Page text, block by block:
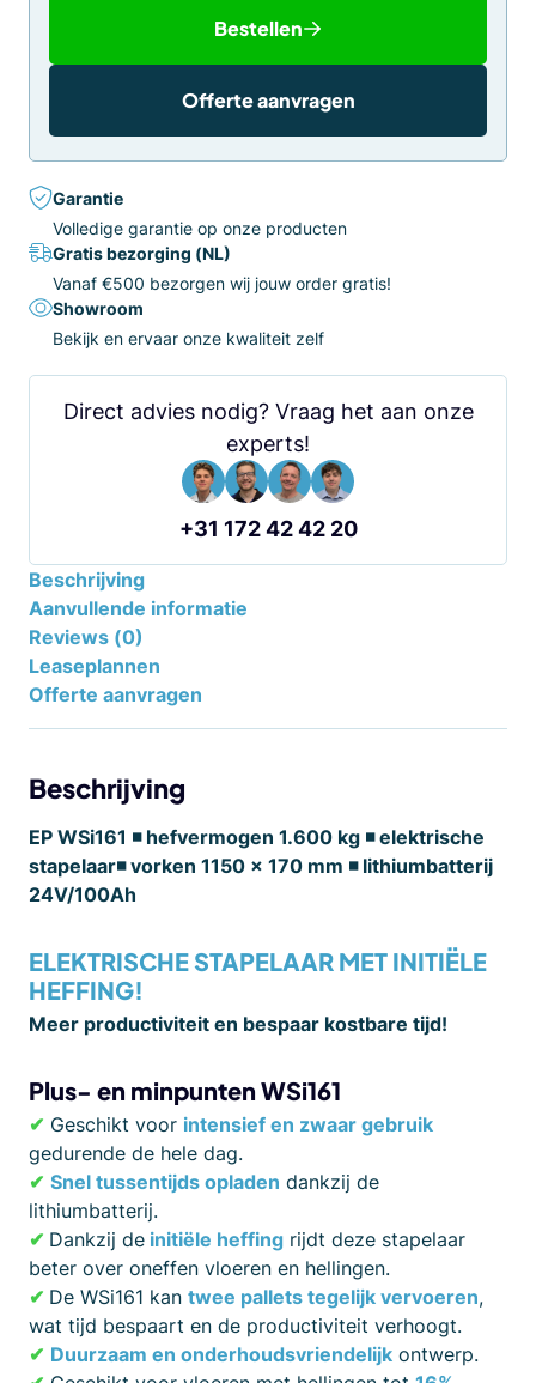
Bestellen
Offerte aanvragen
Garantie
Volledige garantie op onze producten
Gratis bezorging (NL)
Vanaf €500 bezorgen wij jouw order gratis!
Showroom
Bekijk en ervaar onze kwaliteit zelf
Direct advies nodig? Vraag het aan onze
experts!
+31 172 42 42 20
Beschrijving
Aanvullende informatie
Reviews (0)
Leaseplannen
Offerte aanvragen
Beschrijving
EP WSi161 ◾ hefvermogen 1.600 kg ◾ elektrische
stapelaar◾ vorken 1150 x 170 mm ◾ lithiumbatterij
24V/100Ah
ELEKTRISCHE STAPELAAR MET INITIËLE
HEFFING!
Meer productiviteit en bespaar kostbare tijd!
Plus- en minpunten WSi161
✔ Geschikt voor intensief en zwaar gebruik
gedurende de hele dag.
✔ Snel tussentijds opladen dankzij de
lithiumbatterij.
✔ Dankzij de initiële heffing rijdt deze stapelaar
beter over oneffen vloeren en hellingen.
✔ De WSi161 kan twee pallets tegelijk vervoeren,
wat tijd bespaart en de productiviteit verhoogt.
✔ Duurzaam en onderhoudsvriendelijk ontwerp.